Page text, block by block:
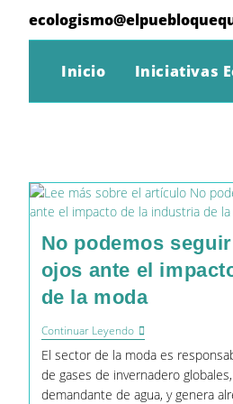
contenido
Inicio Iniciativas
No podemos
ojos ante el
de la moda
Continuar LeyendoNo
Podemos
Seguir
Cerrando
Los
El sector de la moda es
de gases de invernadero
demandante de agua, y genera